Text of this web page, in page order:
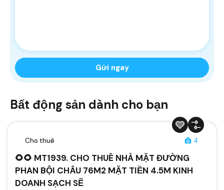
Bất động sản dành cho bạn
Cho thuê 4
🌻🌻 MT1939. CHO THUÊ NHÀ MẶT ĐƯỜNG
PHAN BỘI CHÂU 76M2 MẶT TIỀN 4.5M KINH
DOANH SẠCH SẼ